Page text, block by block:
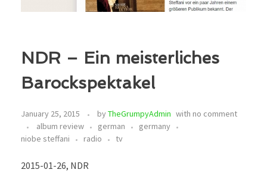
NDR – Ein meisterliches
Barockspektakel
January 25, 2015 byTheGrumpyAdmin with no comment
album review
german
germany
niobe steffani
radio tv
2015-01-26, NDR